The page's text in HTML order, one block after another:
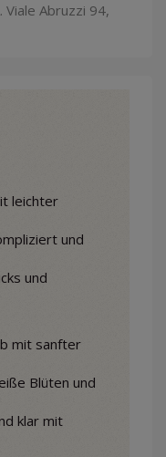
Viale Abruzzi 94,
leichter
und
und
mit sanfter
Blüten und
klar mit